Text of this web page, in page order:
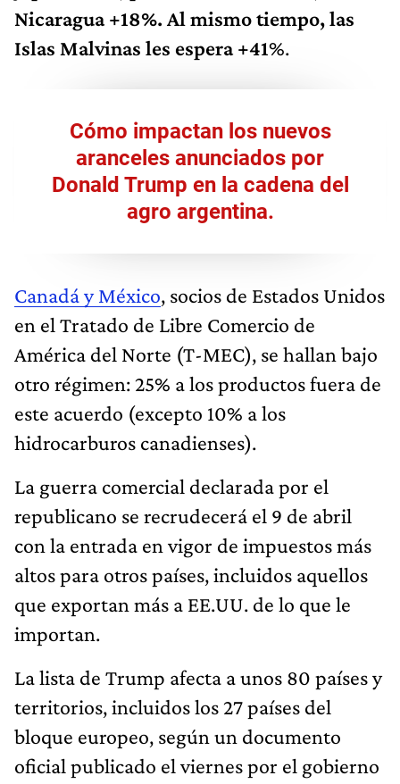
Nicaragua +18%. Al mismo tiempo, las
Islas Malvinas les espera +41%.
Cómo impactan los nuevos
aranceles anunciados por
Donald Trump en la cadena del
agro argentina.
Canadá y México, socios de Estados Unidos
en el Tratado de Libre Comercio de
América del Norte (T-MEC), se hallan bajo
otro régimen: 25% a los productos fuera de
este acuerdo (excepto 10% a los
hidrocarburos canadienses).
La guerra comercial declarada por el
republicano se recrudecerá el 9 de abril
con la entrada en vigor de impuestos más
altos para otros países, incluidos aquellos
que exportan más a EE.UU. de lo que le
importan.
La lista de Trump afecta a unos 80 países y
territorios, incluidos los 27 países del
bloque europeo, según un documento
oficial publicado el viernes por el gobierno